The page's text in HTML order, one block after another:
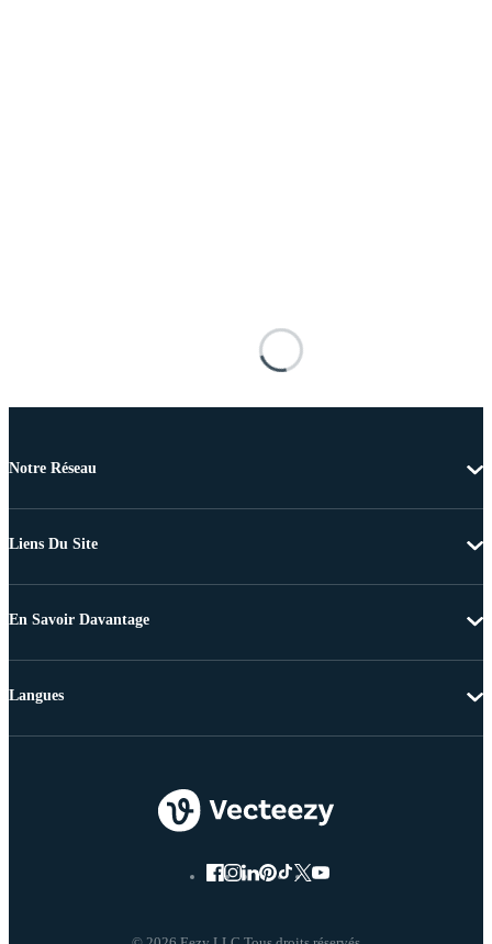
Notre Réseau
Liens Du Site
En Savoir Davantage
Langues